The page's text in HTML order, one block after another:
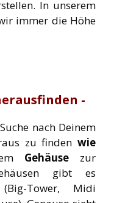
In unserem
immer die Höhe
-
nach Deinem
zu finden wie
Gehäuse zur
gibt es
Tower, Midi